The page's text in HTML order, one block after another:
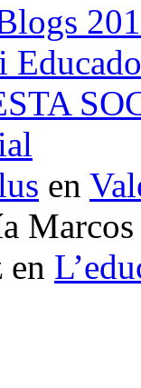
en
Marcos
en